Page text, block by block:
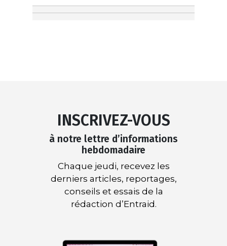
INSCRIVEZ-VOUS
à notre lettre d’informations
hebdomadaire
Chaque jeudi, recevez les
derniers articles, reportages,
conseils et essais de la
rédaction d’Entraid.